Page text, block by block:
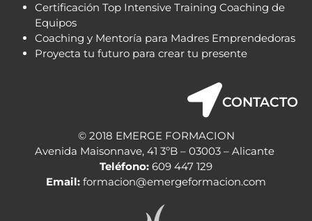
Certificación Top Intensive Training Coaching de
Equipos
Coaching y Mentoría para Madres Emprendedoras
Proyecta tu futuro para crear tu presente
CONTACTO
© 2018 EMERGE FORMACION
Avenida Maisonnave, 41 3ºB – 03003 – Alicante
Teléfono: 609 447 129
Email: formacion@emergeformacion.com